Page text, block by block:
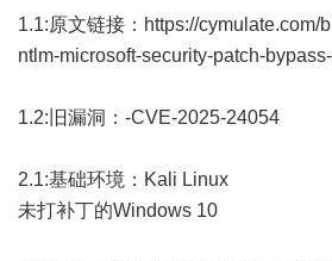
1.1:原文链接：https://cymulate.com/
ntlm-microsoft-security-patch-
1.2:旧漏洞：-CVE-2025-24054
2.1:基础环境：Kali Linux
未打补丁的Windows 10